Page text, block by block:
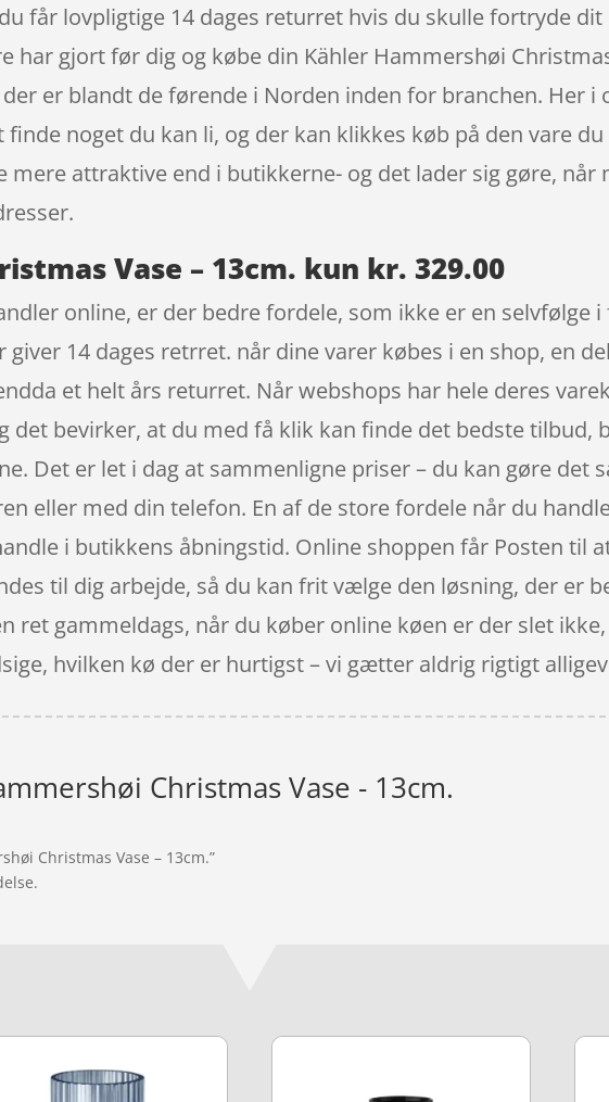
får lovpligtige 14 dages returret hvis du skulle fortryde
har gjort før dig og købe din Kähler Hammershøi
er blandt de førende i Norden inden for branchen. Her i
noget du kan li, og der kan klikkes køb på den vare
mere attraktive end i butikkerne- og det lader sig gøre, når
Vase – 13cm. kun kr. 329.00
online, er der bedre fordele, som ikke er en selvfølge
giver 14 dages retrret. når dine varer købes i en shop, en
et helt års returret. Når webshops har hele deres
det bevirker, at du med få klik kan finde det bedste tilbud,
Det er let i dag at sammenligne priser – du kan gøre det
eller med din telefon. En af de store fordele når du
i butikkens åbningstid. Online shoppen får Posten til
til dig arbejde, så du kan frit vælge den løsning, der er
ret gammeldags, når du køber online køen er der slet
hvilken kø der er hurtigst – vi gætter aldrig rigtigt
Christmas Vase - 13cm.
Christmas Vase – 13cm.”